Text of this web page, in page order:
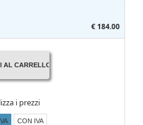
€ 184.00
AL CARRELLO
i prezzi
CON IVA